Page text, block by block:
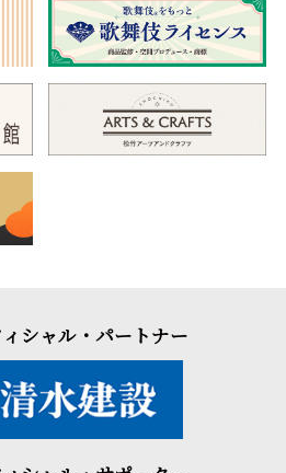
シャル・パートナー